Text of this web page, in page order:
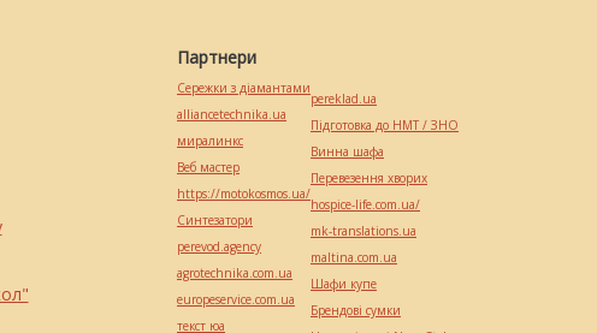
Партнери
Сережки з діамантами
alliancetechnika.ua
миралинкс
Веб мастер
https://motokosmos.ua/
Синтезатори
perevod.agency
agrotechnika.com.ua
europeservice.com.ua
текст юа
pereklad.ua
Підготовка до НМТ / ЗНО
Винна шафа
Перевезення хворих
hospice-life.com.ua/
mk-translations.ua
maltina.com.ua
Шафи купе
Брендові сумки